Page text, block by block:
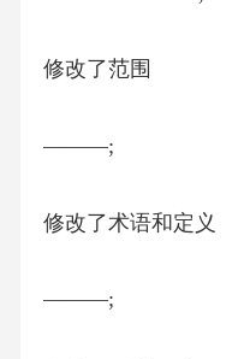
修改了范围
———;
修改了术语和定义
———;